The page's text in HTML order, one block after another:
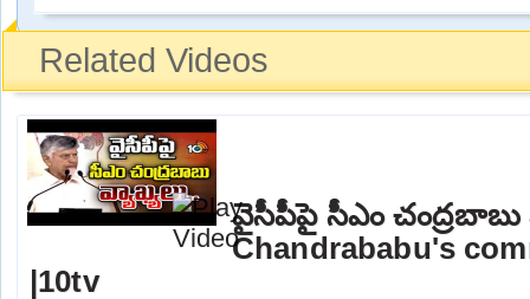
Related Videos
వైసీపీపై సీఎం చంద్రబాబు
Chandrababu's
|10tv